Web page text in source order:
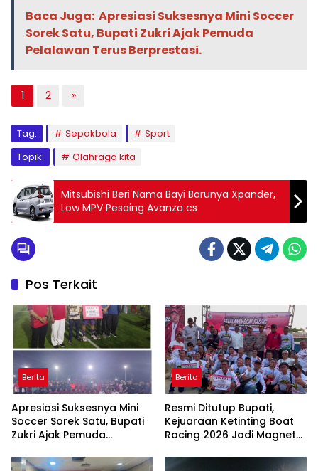
Baca Juga: Apresiasi Suksesnya Mini Soccer
Sorek Satu, Bupati Zukri Ajak Pemuda
Pelalawan Terus Berprestasi.
1 2 »
Tag: Sepakbola
Sport
Topik:
Olahraga kita
Mitsubishi Beri Nama Bayi Barunya Xpander,
Low MPV Pesaing Avanza cs
Pos Terkait
Berita
Apresiasi Suksesnya Mini
Soccer Sorek Satu, Bupati
Zukri Ajak Pemuda
Berprestasi.
Berita
Resmi Ditutup Bupati,
Kejuaraan Ketinting Boat
Racing 2026 Jadi Magnet